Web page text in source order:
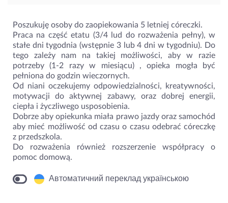
Poszukuję osoby do zaopiekowania 5 letniej córeczki.
Praca na część etatu (3/4 lud do rozważenia pełny), w
stałe dni tygodnia (wstępnie 3 lub 4 dni w tygodniu). Do
tego zależy nam na takiej możliwości, aby w razie
potrzeby (1-2 razy w miesiącu) , opieka mogła być
pełniona do godzin wieczornych.
Od niani oczekujemy odpowiedzialności, kreatywności,
motywacji do aktywnej zabawy, oraz dobrej energii,
ciepła i życzliwego usposobienia.
Dobrze aby opiekunka miała prawo jazdy oraz samochód
aby mieć możliwość od czasu o czasu odebrać córeczkę
z przedszkola.
Do rozważenia również rozszerzenie współpracy o
pomoc domową.
Автоматичний переклад українською